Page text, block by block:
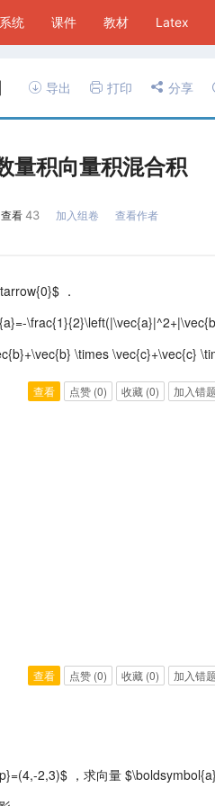
统 课件 教材 Latex
导出 打印 分享
量积向量积混合积
看 43 加入组卷 查看作者
．
\times \vec{c}+\vec{c}
查看 点赞 (0) 收藏 (0) 加入错
查看 点赞 (0) 收藏 (0) 加入错
2,3)$ ，求向量